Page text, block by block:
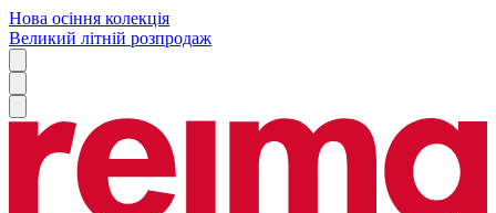
Нова осіння колекція
Великий літній розпродаж